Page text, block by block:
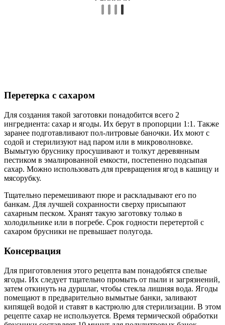
Перетерка с сахаром
Для создания такой заготовки понадобится всего 2
ингредиента: сахар и ягоды. Их берут в пропорции 1:1. Также
заранее подготавливают пол-литровые баночки. Их моют с
содой и стерилизуют над паром или в микроволновке.
Вымытую бруснику просушивают и толкут деревянным
пестиком в эмалированной емкости, постепенно подсыпая
сахар. Можно использовать для превращения ягод в кашицу и
мясорубку.
Тщательно перемешивают пюре и раскладывают его по
банкам. Для лучшей сохранности сверху присыпают
сахарным песком. Хранят такую заготовку только в
холодильнике или в погребе. Срок годности перетертой с
сахаром брусники не превышает полугода.
Консервация
Для приготовления этого рецепта вам понадобятся спелые
ягоды. Их следует тщательно промыть от пыли и загрязнений,
затем откинуть на дуршлаг, чтобы стекла лишняя вода. Ягоды
помещают в предварительно вымытые банки, заливают
кипящей водой и ставят в кастрюлю для стерилизации. В этом
рецепте сахар не используется. Время термической обработки